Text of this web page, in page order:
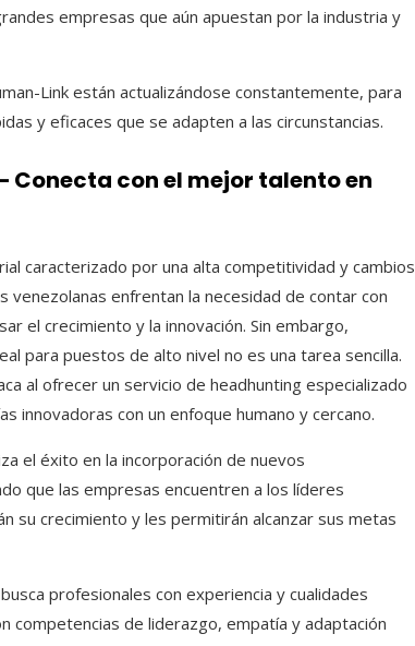
empresas que aún apuestan por la industria y
Link están actualizándose constantemente, para
y eficaces que se adapten a las circunstancias.
Conecta con el mejor talento en
caracterizado por una alta competitividad y cambios
venezolanas enfrentan la necesidad de contar con
el crecimiento y la innovación. Sin embargo,
para puestos de alto nivel no es una tarea sencilla.
al ofrecer un servicio de headhunting especializado
innovadoras con un enfoque humano y cercano.
el éxito en la incorporación de nuevos
que las empresas encuentren a los líderes
su crecimiento y les permitirán alcanzar sus metas
profesionales con experiencia y cualidades
competencias de liderazgo, empatía y adaptación